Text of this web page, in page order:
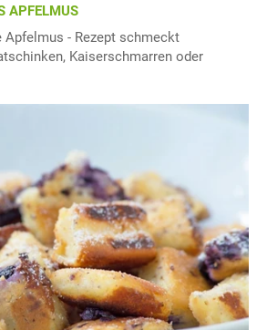
APFELMUS
Apfelmus - Rezept schmeckt
Kaiserschmarren oder